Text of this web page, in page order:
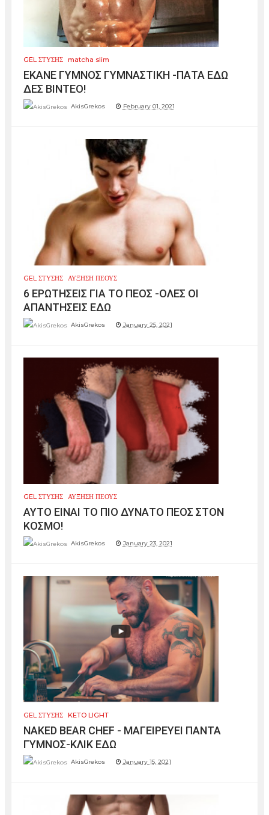
GEL ΣΤΥΣΗΣ matcha slim
ΕΚΑΝΕ ΓΥΜΝΟΣ ΓΥΜΝΑΣΤΙΚΗ -ΠΑΤΑ ΕΔΩ
ΔΕΣ ΒΙΝΤΕΟ!
AkisGrekos February 01, 2021
GEL ΣΤΥΣΗΣ ΑΥΞΗΣΗ ΠΕΟΥΣ
6 ΕΡΩΤΗΣΕΙΣ ΓΙΑ ΤΟ ΠΕΟΣ -ΟΛΕΣ ΟΙ
ΑΠΑΝΤΗΣΕΙΣ ΕΔΩ
AkisGrekos January 25, 2021
GEL ΣΤΥΣΗΣ ΑΥΞΗΣΗ ΠΕΟΥΣ
AYTO EINAI TO ΠΙΟ ΔΥΝΑΤΟ ΠΕΟΣ ΣΤΟΝ
ΚΟΣΜΟ!
AkisGrekos January 23, 2021
GEL ΣΤΥΣΗΣ KETO LIGHT
NAKED BEAR CHEF - ΜΑΓΕΙΡΕΥΕΙ ΠΑΝΤΑ
ΓΥΜΝΟΣ-ΚΛΙΚ ΕΔΩ
AkisGrekos January 15, 2021